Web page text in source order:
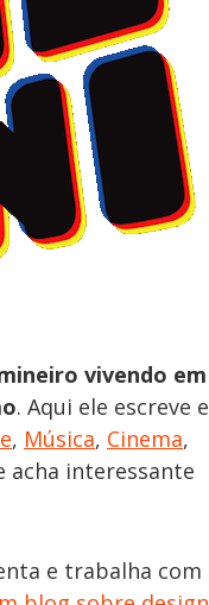
vivendo em
. Aqui ele escreve e
, Música, Cinema,
acha interessante
e trabalha com